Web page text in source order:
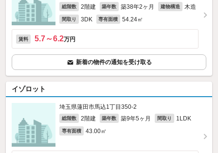
総階数 2階建 築年数 築38年2ヶ月 建物構造 木造
間取り 3DK 専有面積 54.24㎡
賃料 5.7～6.2万円
新着の物件の通知を受け取る
イゾロット
埼玉県蓮田市馬込1丁目350‐2
総階数 2階建 築年数 築9年5ヶ月 間取り 1LDK
専有面積 43.00㎡